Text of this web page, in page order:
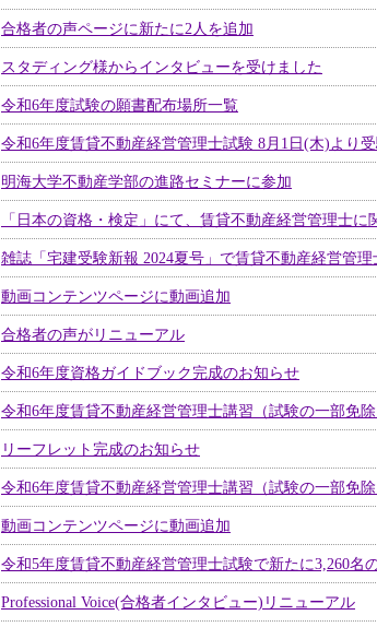
合格者の声ページに新たに2人を追加
スタディング様からインタビューを受けました
令和6年度試験の願書配布場所一覧
令和6年度賃貸不動産経営管理士試験 8月1日(木)より
明海大学不動産学部の進路セミナーに参加
「日本の資格・検定」にて、賃貸不動産経営管理士
雑誌「宅建受験新報 2024夏号」で賃貸不動産経営管
動画コンテンツページに動画追加
合格者の声がリニューアル
令和6年度資格ガイドブック完成のお知らせ
令和6年度賃貸不動産経営管理士講習（試験の一部免
リーフレット完成のお知らせ
令和6年度賃貸不動産経営管理士講習（試験の一部免
動画コンテンツページに動画追加
令和5年度賃貸不動産経営管理士試験で新たに3,260名
Professional Voice(合格者インタビュー)リニューアル